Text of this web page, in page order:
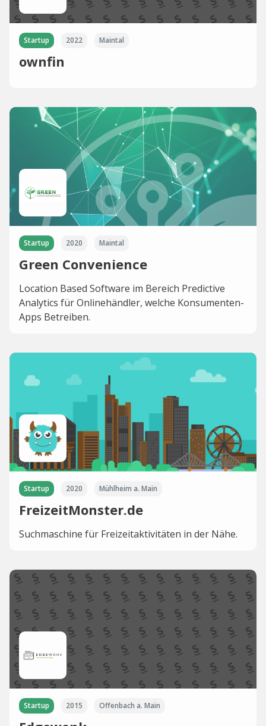
Startup 2022 Maintal
ownfin
Startup 2020 Maintal
Green Convenience
Location Based Software im Bereich Predictive
Analytics für Onlinehändler, welche Konsumenten-
Apps Betreiben.
Startup 2020 Mühlheim a. Main
FreizeitMonster.de
Suchmaschine für Freizeitaktivitäten in der Nähe.
Startup 2015 Offenbach a. Main